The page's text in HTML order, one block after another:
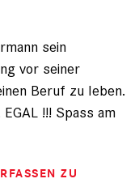
sein
vor seiner
Beruf zu leben.
!!! Spass am
ZU